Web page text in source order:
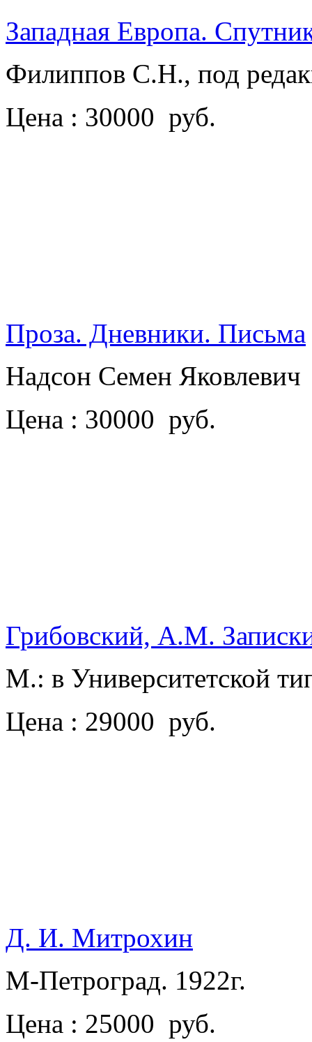
Западная Европа.
Филиппов С.Н., под
Цена : 30000 руб.
Проза. Дневники. Письма
Надсон Семен Яковлевич
Цена : 30000 руб.
Грибовский, А.М.
М.: в Университетской
Цена : 29000 руб.
Д. И. Митрохин
М-Петроград. 1922г.
Цена : 25000 руб.